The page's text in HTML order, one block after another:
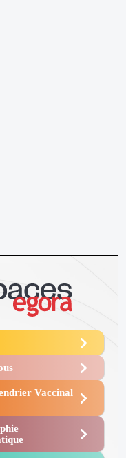
Vaccinal